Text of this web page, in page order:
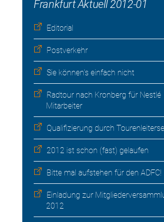
Frankfurt Aktuell 2012-01
Editorial
Postverkehr
Sie können's einfach nicht
Radtour nach Kronberg für Nestlé
Mitarbeiter
Qualifizierung durch
2012 ist schon (fast) gelaufen
Bitte mal aufstehen für den ADFC!
Einladung zur
2012